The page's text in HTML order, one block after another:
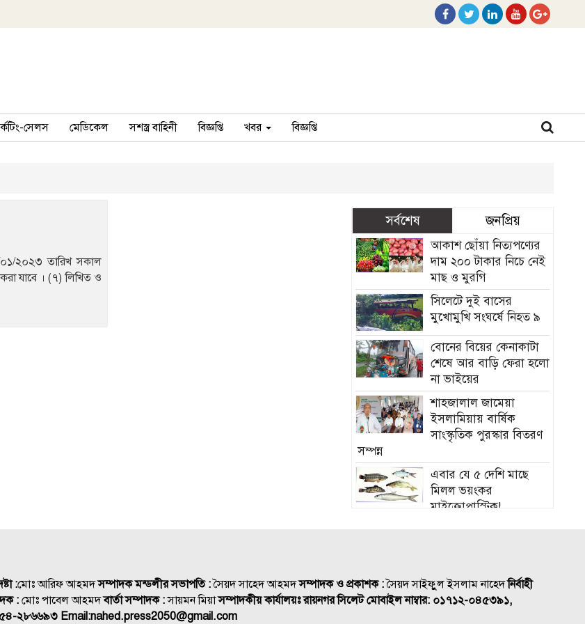
সেলস মেডিকেল সশস্ত্র বাহিনী বিজ্ঞপ্তি খবর বিজ্ঞপ্তি
০১/২০২৩ তারিখ সকাল
যাবে । (৭) লিখিত ও
সর্বশেষ জনপ্রিয়
আকাশ ছোঁয়া নিত্যপণ্যের
দাম ২০০ টাকার নিচে নেই
মাছ ও মুরগি
সিলেটে দুই বাসের
মুখোমুখি সংঘর্ষে নিহত ৯
বোনের বিয়ের কেনাকাটা
শেষে আর বাড়ি ফেরা হলো
না ভাইয়ের
শাহজালাল জামেয়া
ইসলামিয়ায় বার্ষিক
সাংস্কৃতিক পুরস্কার বিতরণ
সম্পন্ন
এবার যে ৫ দেশি মাছে
মিলল ভয়ংকর
মাইক্রোপ্লাস্টিক!
সিলেটের শিশু ফাহিমা
হত্যায় জাকিরের মৃত্যুদণ্ড
:মোঃ আরিফ আহমদসম্পাদক মন্ডলীর সভাপতি :সৈয়দ সাহেদ আহমদসম্পাদক ও প্রকাশক :সৈয়দ সাইফুুল ইসলাম নাহেদনির্বাহী
:মোঃ পাবেল আহমদবার্তা সম্পাদক :সায়মন মিয়াসম্পাদকীয় কার্যালয়ঃ রায়নগর সিলেটমোবাইল নাম্বার: ০১৭১২-০৪৫৩৯১,
২৮৬৬৯৩ Email:nahed.press2050@gmail.com